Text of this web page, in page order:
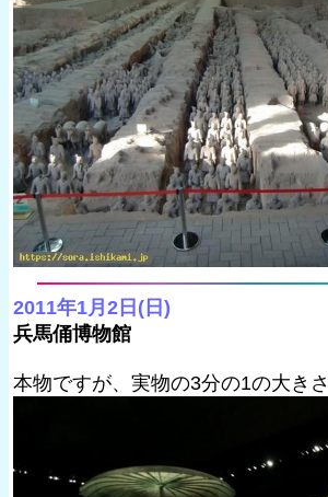
2011年1月2日(日)
兵馬俑博物館
本物ですが、実物の3分の1の大きさ